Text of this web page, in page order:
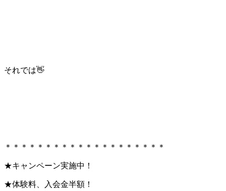
それでは👋
＊＊＊＊＊＊＊＊＊＊＊＊＊＊＊＊＊＊＊＊
★キャンペーン実施中！
★体験料、入会金半額！